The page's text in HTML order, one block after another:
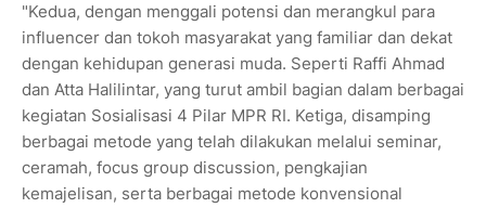
"Kedua, dengan menggali potensi dan merangkul para
influencer dan tokoh masyarakat yang familiar dan dekat
dengan kehidupan generasi muda. Seperti Raffi Ahmad
dan Atta Halilintar, yang turut ambil bagian dalam berbagai
kegiatan Sosialisasi 4 Pilar MPR RI. Ketiga, disamping
berbagai metode yang telah dilakukan melalui seminar,
ceramah, focus group discussion, pengkajian
kemajelisan, serta berbagai metode konvensional